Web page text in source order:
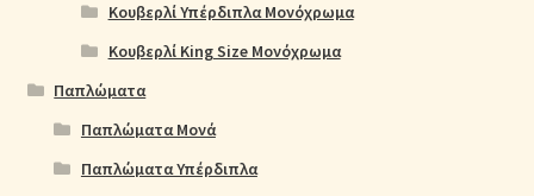
Κουβερλί Υπέρδιπλα Μονόχρωμα
Κουβερλί King Size Μονόχρωμα
Παπλώματα
Παπλώματα Μονά
Παπλώματα Υπέρδιπλα